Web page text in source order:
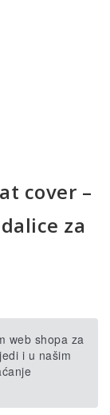
cover –
za
web shopa za
i u našim